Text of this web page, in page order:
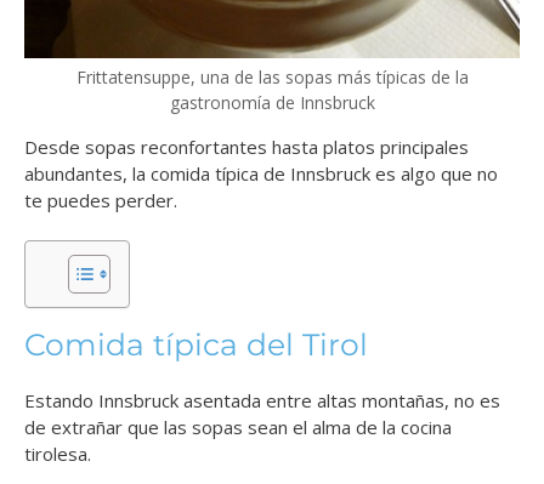
Frittatensuppe, una de las sopas más típicas de la
gastronomía de Innsbruck
Desde sopas reconfortantes hasta platos principales
abundantes, la comida típica de Innsbruck es algo que no
te puedes perder.
Comida típica del Tirol
Estando Innsbruck asentada entre altas montañas, no es
de extrañar que las sopas sean el alma de la cocina
tirolesa.